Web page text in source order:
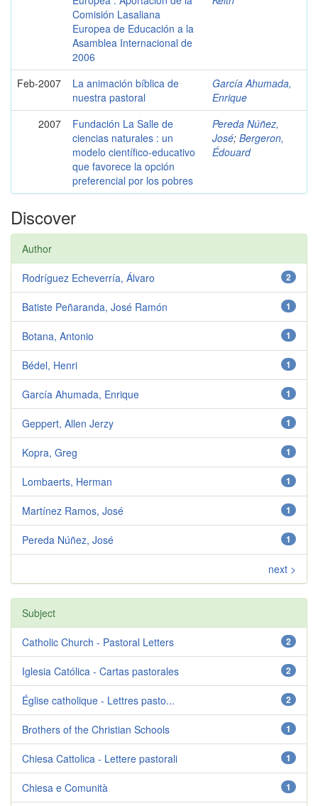
Comisión Lasaliana
Europea de Educación a la
Asamblea Internacional de
2006
Feb-2007
La animación bíblica de
nuestra pastoral
García Ahumada,
Enrique
2007
Fundación La Salle de
ciencias naturales : un
modelo científico-educativo
que favorece la opción
preferencial por los pobres
Pereda Núñez,
José; Bergeron,
Édouard
Discover
Author
2
Rodríguez Echeverría, Álvaro
1
Batiste Peñaranda, José Ramón
1
Botana, Antonio
1
Bédel, Henri
1
García Ahumada, Enrique
1
Geppert, Allen Jerzy
1
Kopra, Greg
1
Lombaerts, Herman
1
Martínez Ramos, José
1
Pereda Núñez, José
next >
Subject
2
Catholic Church - Pastoral Letters
2
Iglesia Católica - Cartas pastorales
2
Église catholique - Lettres pasto...
1
Brothers of the Christian Schools
1
Chiesa Cattolica - Lettere pastorali
1
Chiesa e Comunità